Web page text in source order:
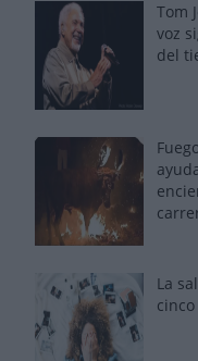
Tom
voz
del
La